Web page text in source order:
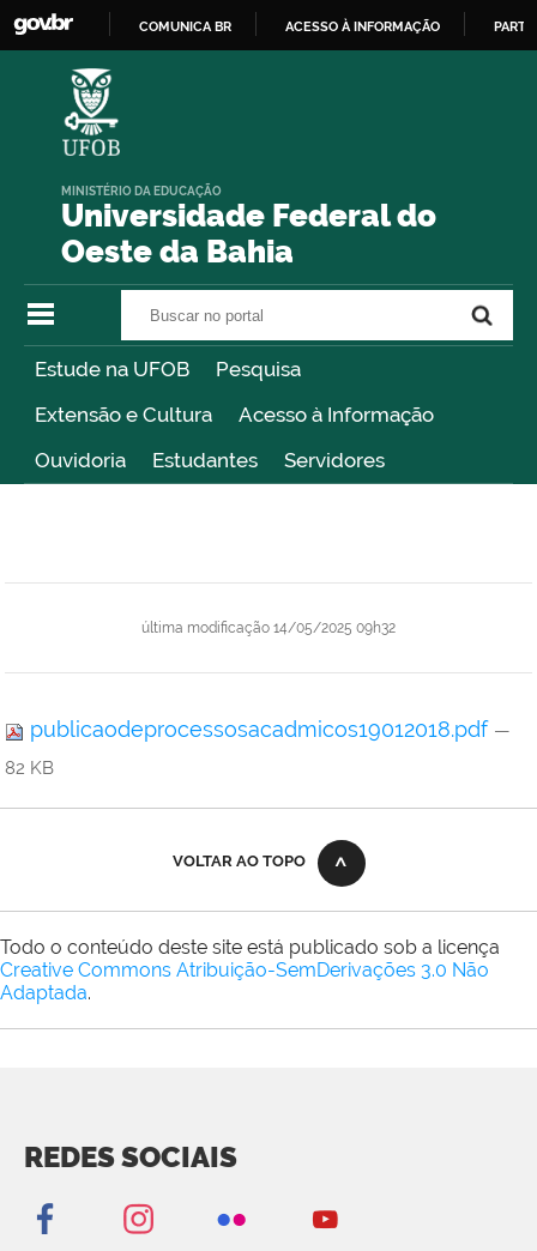
COMUNICA BR ACESSO À INFORMAÇÃO
Universidade Federal do
Oeste da Bahia
MINISTÉRIO DA EDUCAÇÃO
Estude na UFOB
Pesquisa
Extensão e Cultura
Acesso à Informação
Ouvidoria
Estudantes Servidores
última modificação 14/05/2025 09h32
publicaodeprocessosacadmicos19012018.pdf —
82 KB
VOLTAR AO TOPO
Todo o conteúdo deste site está publicado sob a licença
Creative Commons Atribuição-SemDerivações 3.0 Não
Adaptada.
REDES SOCIAIS